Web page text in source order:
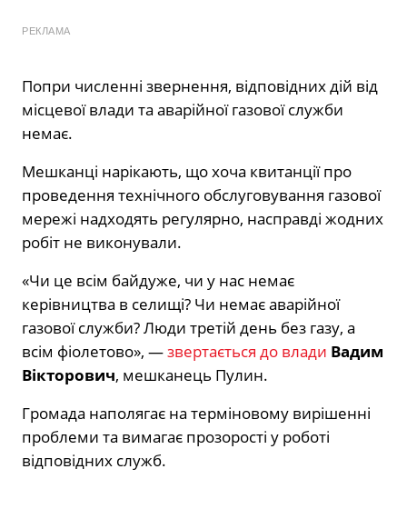
РЕКЛАМА
Попри численні звернення, відповідних дій від
місцевої влади та аварійної газової служби
немає.
Мешканці нарікають, що хоча квитанції про
проведення технічного обслуговування газової
мережі надходять регулярно, насправді жодних
робіт не виконували.
«Чи це всім байдуже, чи у нас немає
керівництва в селищі? Чи немає аварійної
газової служби? Люди третій день без газу, а
всім фіолетово», —звертається до влади Вадим
Вікторович, мешканець Пулин.
Громада наполягає на терміновому вирішенні
проблеми та вимагає прозорості у роботі
відповідних служб.